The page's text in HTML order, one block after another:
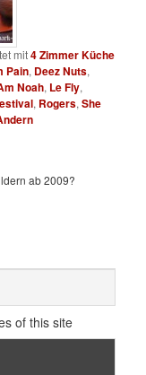
mit4 Zimmer Küche
Pain, Deez Nuts,
Noah, Le Fly,
, Rogers,She
ab 2009?
of this site